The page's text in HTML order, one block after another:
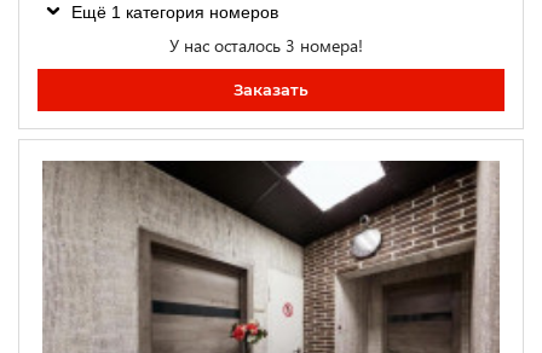
Ещё 1 категория номеров
У нас осталось 3 номера!
Заказать